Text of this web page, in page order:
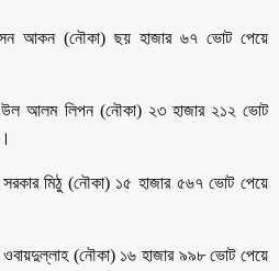
আকন (নৌকা) ছয় হাজার ৬৭ ভোট পেয়ে
উল আলম লিপন (নৌকা) ২৩ হাজার ২১২ ভোট
মিঠু (নৌকা) ১৫ হাজার ৫৬৭ ভোট পেয়ে
ওবায়দুল্লাহ (নৌকা) ১৬ হাজার ৯৯৮ ভোট পেয়ে